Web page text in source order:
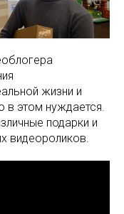
жизни и
в этом нуждается.
подарки и
видеороликов.